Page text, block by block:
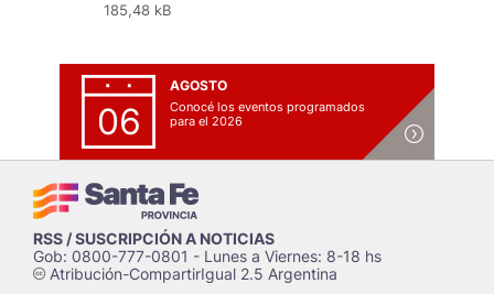
185,48 kB
06
AGOSTO
Conocé los eventos programados
para el 2026
RSS / SUSCRIPCIÓN A NOTICIAS
Gob: 0800-777-0801 - Lunes a Viernes: 8-18 hs
cAtribución-CompartirIgual 2.5 Argentina